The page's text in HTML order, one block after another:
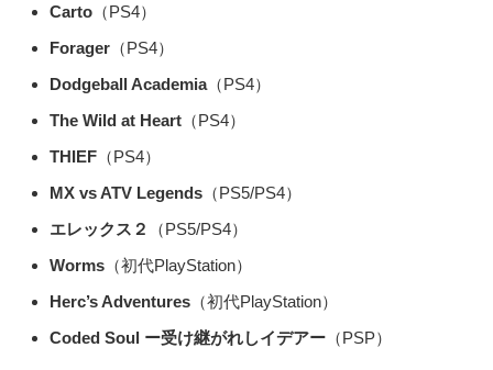
Carto （PS4）
Forager （PS4）
Dodgeball Academia（PS4）
The Wild at Heart （PS4）
THIEF （PS4）
MX vs ATV Legends （PS5/PS4）
エレックス２
（PS5/PS4）
Worms （初代PlayStation）
Herc’s Adventures （初代PlayStation）
Coded Soul ー受け継がれしイデアー （PSP）